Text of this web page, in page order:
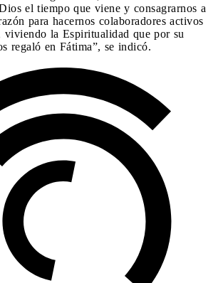
el tiempo que viene y consagrarnos a
para hacernos colaboradores activos
la Espiritualidad que por su
regaló en Fátima”, se indicó.